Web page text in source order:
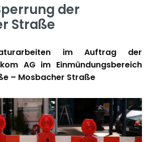
der
Straße
im Auftrag der
AG im Einmündungsbereich
– Mosbacher Straße